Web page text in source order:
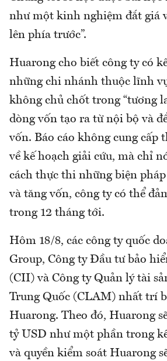
như một kinh nghiệm đắt giá
lên phía trước”.
Huarong cho biết công ty có
những chi nhánh thuộc lĩnh
không chủ chốt trong “tương
dòng vốn tạo ra từ nội bộ và
vốn. Báo cáo không cung cấp
về kế hoạch giải cứu, mà chỉ
cách thực thi những biện
và tăng vốn, công ty có thể
trong 12 tháng tới.
Hôm 18/8, các công ty quốc
Group, Công ty Đầu tư bảo
(CII) và Công ty Quản lý tài
Trung Quốc (CLAM) nhất trí
Huarong. Theo đó, Huarong
tỷ USD như một phần trong
và quyền kiểm soát Huarong